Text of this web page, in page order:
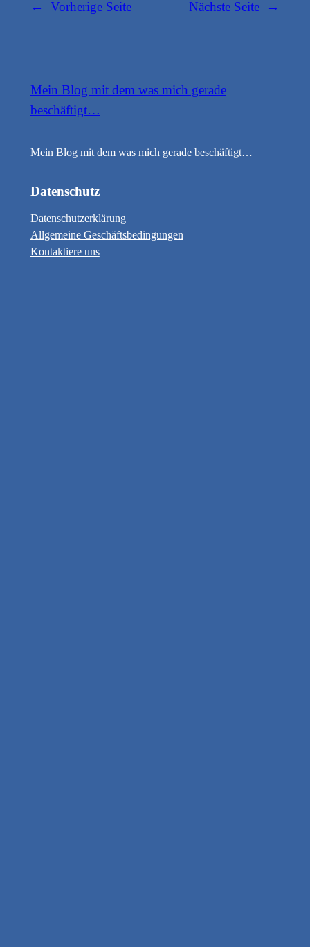
← Vorherige Seite Nächste Seite →
Mein Blog mit dem was mich gerade
beschäftigt…
Mein Blog mit dem was mich gerade beschäftigt…
Datenschutz
Datenschutzerklärung
Allgemeine Geschäftsbedingungen
Kontaktiere uns